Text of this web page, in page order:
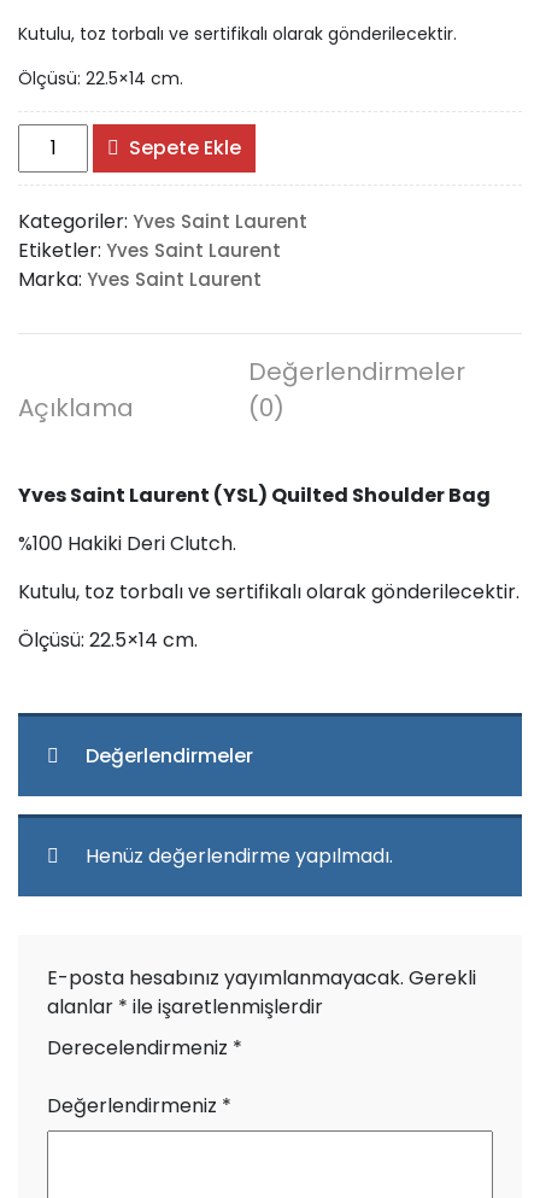
Kutulu, toz torbalı ve sertifikalı olarak gönderilecektir.
Ölçüsü: 22.5×14 cm.
Yves
Saint
Laurent
(YSL)
Quilted
Shoulder
adet
Sepete Ekle
Kategoriler: Yves Saint Laurent
Etiketler: Yves Saint Laurent
Marka: Yves Saint Laurent
Açıklama
Değerlendirmeler
(0)
Yves Saint Laurent (YSL) Quilted Shoulder Bag
%100 Hakiki Deri Clutch.
Kutulu, toz torbalı ve sertifikalı olarak gönderilecektir.
Ölçüsü: 22.5×14 cm.
Değerlendirmeler
Henüz değerlendirme yapılmadı.
E-posta hesabınız yayımlanmayacak. Gerekli
alanlar * ile işaretlenmişlerdir
Derecelendirmeniz *
Değerlendirmeniz *